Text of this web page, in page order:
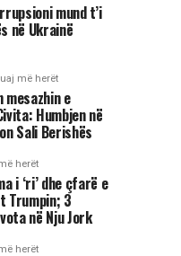
mund t’i
në Ukrainë
më herët
mesazhin e
Humbjen në
Sali Berishës
herët
i ‘ri’ dhe çfarë e
Trumpin; 3
në Nju Jork
herët